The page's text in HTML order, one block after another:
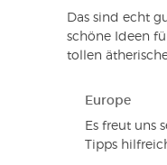
Das sind echt
schöne Ideen
tollen
Europe
Es freut uns
Tipps